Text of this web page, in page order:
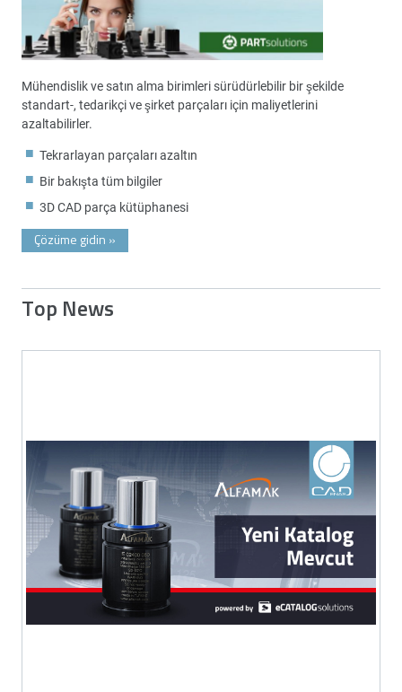
Mühendislik ve satın alma birimleri sürüdürlebilir bir şekilde
standart-, tedarikçi ve şirket parçaları için maliyetlerini
azaltabilirler.
Tekrarlayan parçaları azaltın
Bir bakışta tüm bilgiler
3D CAD parça kütüphanesi
Çözüme gidin »
Top News